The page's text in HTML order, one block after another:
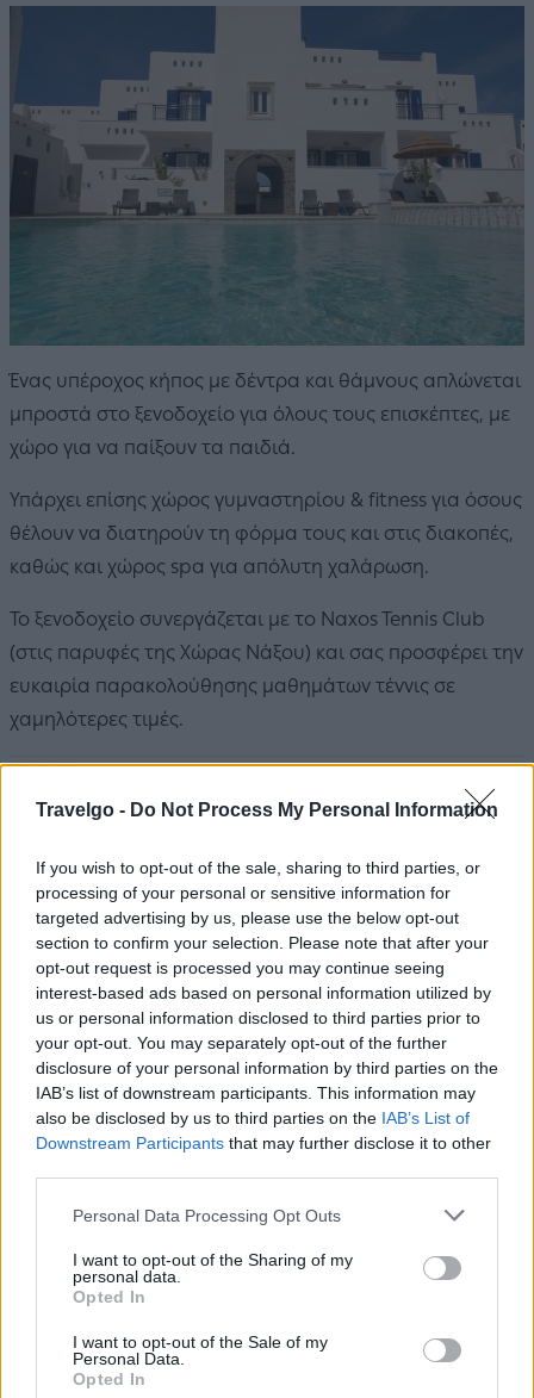
Travelgo - Do Not Process My Personal Information
If you wish to opt-out of the sale, sharing to third parties, or
processing of your personal or sensitive information for
targeted advertising by us, please use the below opt-out
section to confirm your selection. Please note that after your
opt-out request is processed you may continue seeing
interest-based ads based on personal information utilized by
us or personal information disclosed to third parties prior to
your opt-out. You may separately opt-out of the further
disclosure of your personal information by third parties on the
IAB’s list of downstream participants. This information may
also be disclosed by us to third parties on the IAB’s List of
Downstream Participants that may further disclose it to other
Please note that this website/app uses one or more Google
not limited to your visit or usage behaviour. You may click to
grant or deny consent to Google and its third-party tags to
use your data for below specified purposes in below Google
consent section.
Personal Data Processing Opt Outs
I want to opt-out of the Sharing of my
personal data.
Opted In
I want to opt-out of the Sale of my
Personal Data.
Opted In
Ένας υπέροχος κήπος με δέντρα και θάμνους απλώνεται
μπροστά στο ξενοδοχείο για όλους τους επισκέπτες, με
χώρο για να παίξουν τα παιδιά.
Υπάρχει επίσης χώρος γυμναστηρίου & fitness για όσους
θέλουν να διατηρούν τη φόρμα τους και στις διακοπές,
καθώς και χώρος spa για απόλυτη χαλάρωση.
Το ξενοδοχείο συνεργάζεται με το Naxos Tennis Club
(στις παρυφές της Χώρας Νάξου) και σας προσφέρει την
ευκαιρία παρακολούθησης μαθημάτων τέννις σε
χαμηλότερες τιμές.